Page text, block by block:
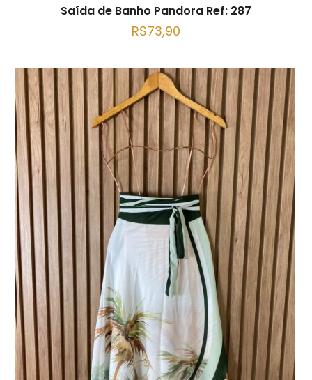
Saída de Banho Pandora Ref: 287
R$73,90